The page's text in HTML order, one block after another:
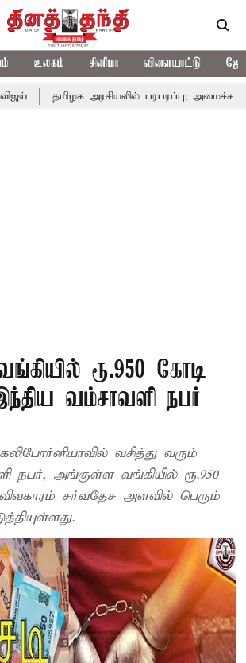
உலகம் சினிமா விளையாட்டு
அரசியலில் பரபரப்பு; அமைச்சர் ஆனந்த்
ரூ.950 கோடி
வம்சாவளி நபர்
வசித்து வரும்
நபர், அங்குள்ள வங்கியில் ரூ.950
விவகாரம் சர்வதேச அளவில் பெரும்